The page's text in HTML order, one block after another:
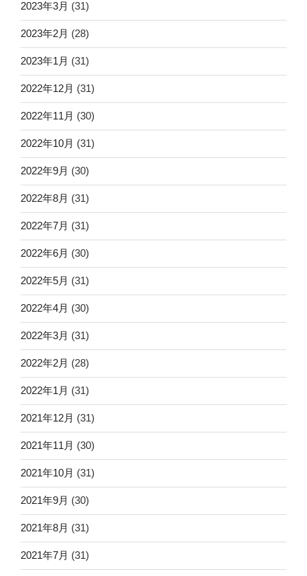
2023年3月 (31)
2023年2月 (28)
2023年1月 (31)
2022年12月 (31)
2022年11月 (30)
2022年10月 (31)
2022年9月 (30)
2022年8月 (31)
2022年7月 (31)
2022年6月 (30)
2022年5月 (31)
2022年4月 (30)
2022年3月 (31)
2022年2月 (28)
2022年1月 (31)
2021年12月 (31)
2021年11月 (30)
2021年10月 (31)
2021年9月 (30)
2021年8月 (31)
2021年7月 (31)